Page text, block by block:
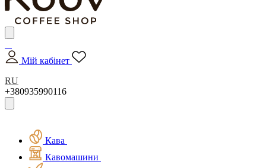
Мій кабінет
RU
+380935990116
Кава
Кавомашини